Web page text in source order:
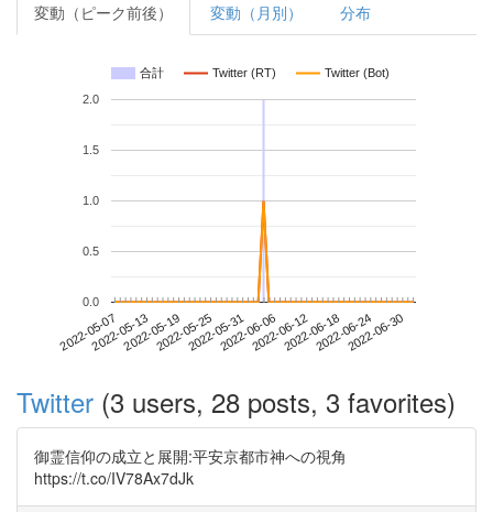
変動（ピーク前後） 変動（月別） 分布
合計 Twitter (RT) Twitter (Bot)
2022-05-072022-05-132022-05-192022-05-252022-05-312022-06-062022-06-122022-06-182022-06-242022-06-30
0.0
0.5
1.0
1.5
2.0
Twitter (3 users, 28 posts, 3 favorites)
御霊信仰の成立と展開:平安京都市神への視角
https://t.co/IV78Ax7dJk